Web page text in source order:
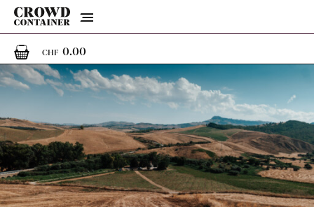
Menu
CHF 0.000 Artikel im Warenkorb